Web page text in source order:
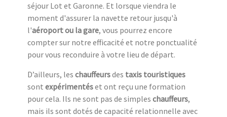
séjour Lot et Garonne. Et lorsque viendra le
moment d'assurer la navette retour jusqu'à
l'aéroport ou la gare, vous pourrez encore
compter sur notre efficacité et notre ponctualité
pour vous reconduire à votre lieu de départ.
D’ailleurs, les chauffeursdes taxis touristiques
sont expérimentéset ont reçu une formation
pour cela. Ils ne sont pas de simples chauffeurs,
mais ils sont dotés de capacité relationnelle avec